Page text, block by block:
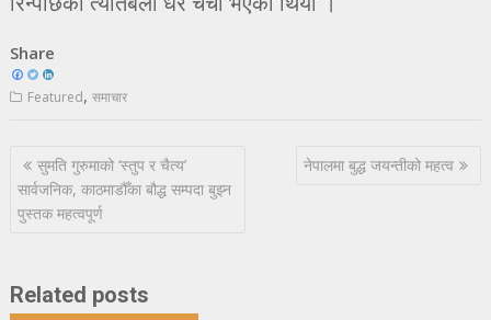
Share
Featured,समाचार
Post
navigation
सुमति गुरुमाको ‘स्तुप र चैत्य’
सार्वजनिक, काठमाडौँका बौद्ध सम्पदा बुझ्न
पुस्तक महत्वपूर्ण
नेपालमा बुद्ध जयन्तीको महत्व
Related posts